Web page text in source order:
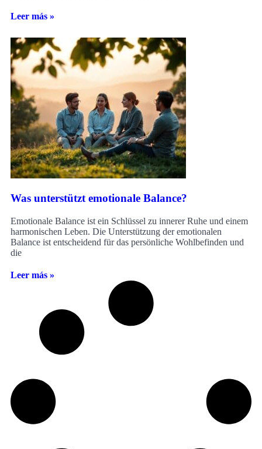
Leer más »
Was unterstützt emotionale Balance?
Emotionale Balance ist ein Schlüssel zu innerer Ruhe und einem
harmonischen Leben. Die Unterstützung der emotionalen
Balance ist entscheidend für das persönliche Wohlbefinden und
die
Leer más »